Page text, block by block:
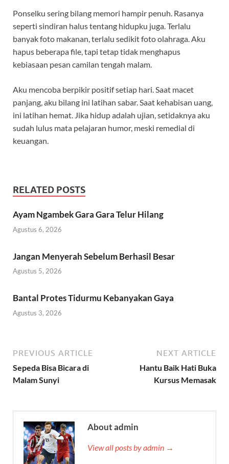
Ponselku sering bilang memori hampir penuh. Rasanya
seperti sindiran halus tentang hidupku juga. Terlalu
banyak foto makanan, terlalu sedikit foto olahraga. Aku
hapus beberapa file, tapi tetap tidak menghapus
kebiasaan pesan camilan tengah malam.
Aku mencoba berpikir positif setiap hari. Saat macet
panjang, aku bilang ini latihan sabar. Saat kehabisan uang,
ini latihan hemat. Jika hidup adalah ujian, setidaknya aku
sudah lulus mata pelajaran humor, meski remedial di
keuangan.
RELATED POSTS
Ayam Ngambek Gara Gara Telur Hilang
Agustus 6, 2026
Jangan Menyerah Sebelum Berhasil Besar
Agustus 5, 2026
Bantal Protes Tidurmu Kebanyakan Gaya
Agustus 3, 2026
PREVIOUS ARTICLE
Sepeda Bisa Bicara di
Malam Sunyi
NEXT ARTICLE
Hantu Baik Hati Buka
Kursus Memasak
About admin
View all posts by admin →